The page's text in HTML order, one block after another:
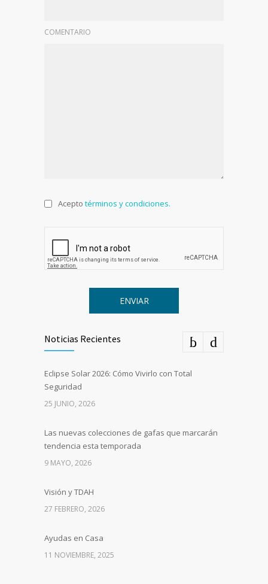
COMENTARIO
Acepto términos y condiciones.
Noticias Recientes
Eclipse Solar 2026: Cómo Vivirlo con Total
Seguridad
25 JUNIO, 2026
Las nuevas colecciones de gafas que marcarán
tendencia esta temporada
9 MAYO, 2026
Visión y TDAH
27 FEBRERO, 2026
Ayudas en Casa
11 NOVIEMBRE, 2025